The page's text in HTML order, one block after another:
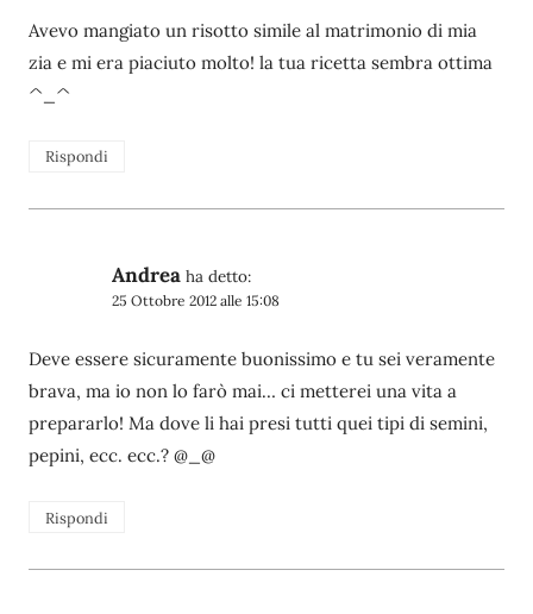
Avevo mangiato un risotto simile al matrimonio di mia
zia e mi era piaciuto molto! la tua ricetta sembra ottima
^_^
Rispondi
Andrea ha detto:
25 Ottobre 2012 alle 15:08
Deve essere sicuramente buonissimo e tu sei veramente
brava, ma io non lo farò mai… ci metterei una vita a
prepararlo! Ma dove li hai presi tutti quei tipi di semini,
pepini, ecc. ecc.? @_@
Rispondi